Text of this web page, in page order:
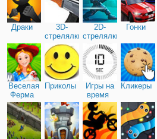
Драки
3D-
стрелялки
2D-
стрелялки
Гонки
Веселая
Ферма
Приколы
Игры на
время
Кликеры